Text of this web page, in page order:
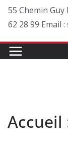
55 Chemin
62 28 99 Email
Accueil